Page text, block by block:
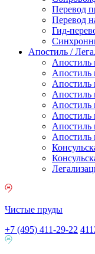
Перевод
Перевод
Гид-
Апостиль /
Апостиль
Апостиль
Апостиль
Апостиль
Апостиль
Апостиль
Апостиль
Апостиль
Чистые пруды
+7 (495) 411-29-22